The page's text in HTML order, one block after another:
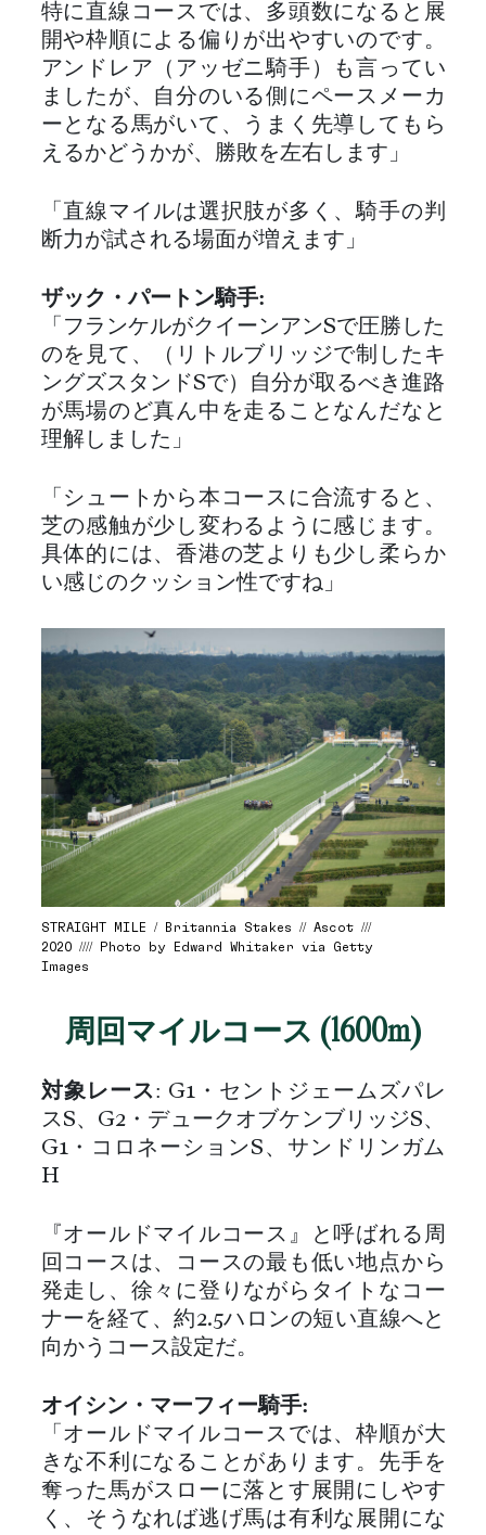
特に直線コースでは、多頭数になると展
開や枠順による偏りが出やすいのです。
アンドレア（アッゼニ騎手）も言ってい
ましたが、自分のいる側にペースメーカ
ーとなる馬がいて、うまく先導してもら
えるかどうかが、勝敗を左右します」
「直線マイルは選択肢が多く、騎手の判
断力が試される場面が増えます」
ザック・パートン騎手:
「フランケルがクイーンアンSで圧勝した
のを見て、（リトルブリッジで制したキ
ングズスタンドSで）自分が取るべき進路
が馬場のど真ん中を走ることなんだなと
理解しました」
「シュートから本コースに合流すると、
芝の感触が少し変わるように感じます。
具体的には、香港の芝よりも少し柔らか
い感じのクッション性ですね」
STRAIGHT MILE / Britannia Stakes // Ascot ///
2020 //// Photo by Edward Whitaker via Getty
Images
周回マイルコース (1600m)
対象レース: G1・セントジェームズパレ
スS、G2・デュークオブケンブリッジS、
G1・コロネーションS、サンドリンガム
H
『オールドマイルコース』と呼ばれる周
回コースは、コースの最も低い地点から
発走し、徐々に登りながらタイトなコー
ナーを経て、約2.5ハロンの短い直線へと
向かうコース設定だ。
オイシン・マーフィー騎手:
「オールドマイルコースでは、枠順が大
きな不利になることがあります。先手を
奪った馬がスローに落とす展開にしやす
く、そうなれば逃げ馬は有利な展開にな